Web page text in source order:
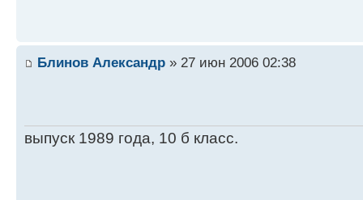
Блинов Александр » 27 июн 2006 02:38
выпуск 1989 года, 10 б класс.